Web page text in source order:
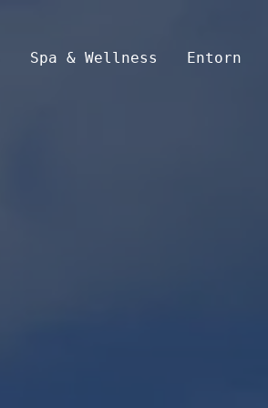
Spa & Wellness Entorn